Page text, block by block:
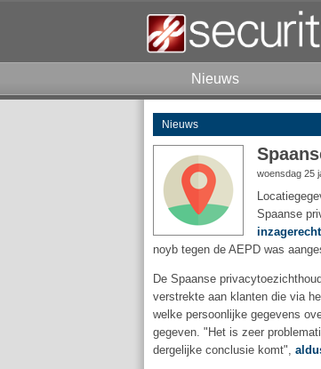
Nieuws
Nieuws
woensdag 25
Spaanse
inzagerecht
noyb tegen de AEPD was
De Spaanse
verstrekte aan klanten die via
welke persoonlijke gegevens
gegeven. "Het is zeer
dergelijke conclusie komt",